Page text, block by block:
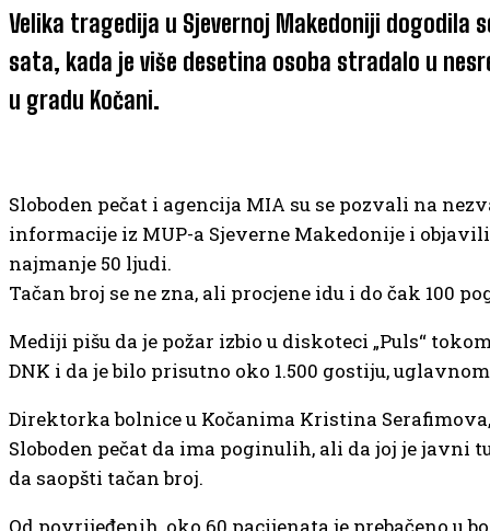
Velika tragedija u Sjevernoj Makedoniji dogodila
sata, kada je više desetina osoba stradalo u
u gradu Kočani.
Sloboden pečat i agencija MIA su se pozvali na
informacije iz MUP-a Sjeverne Makedonije i
najmanje 50 ljudi.
Tačan broj se ne zna, ali procjene idu i do čak 100
Mediji pišu da je požar izbio u diskoteci „Puls“
DNK i da je bilo prisutno oko 1.500 gostiju,
Direktorka bolnice u Kočanima Kristina
Sloboden pečat da ima poginulih, ali da joj je javni
da saopšti tačan broj.
Od povrijeđenih, oko 60 pacijenata je prebačeno u